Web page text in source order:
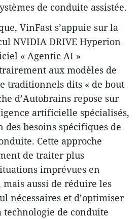
de conduite assistée.
VinFast s’appuie sur la
NVIDIA DRIVE Hyperion
« Agentic AI »
aux modèles de
traditionnels dits « de bout
d’Autobrains repose sur
artificielle spécialisés,
des besoins spécifiques de
Cette approche
de traiter plus
imprévues en
aussi de réduire les
nécessaires et d’optimiser
de conduite